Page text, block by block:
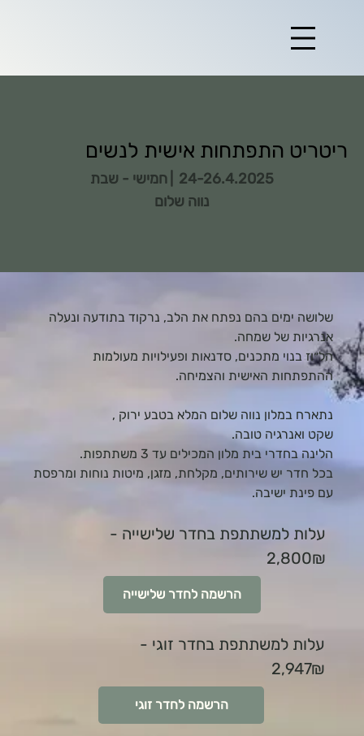
ריטריט התפתחות אישית לנשים
חמישי - שבת
24-26.4.2025
נווה שלום
שלושה ימים בהם נפתח את הלב, נרקוד בתודעה ונעלה
אנרגיות של שמחה.
הל״וז בנוי מתכנים, סדנאות ופעילויות מעולמות
ההתפתחות האישית והצמיחה.
נתארח במלון נווה שלום המלא בטבע ירוק ,
שקט ואנרגיה טובה.
הלינה בחדרי בית מלון המכילים עד 3 משתתפות.
בכל חדר יש שירותים, מקלחת, מזגן, מיטות נוחות ומרפסת
עם פינת ישיבה.
עלות למשתתפת בחדר שלישייה -
2,800₪
הרשמה לחדר שלישייה
עלות למשתתפת בחדר זוגי -
2,947₪
הרשמה לחדר זוגי